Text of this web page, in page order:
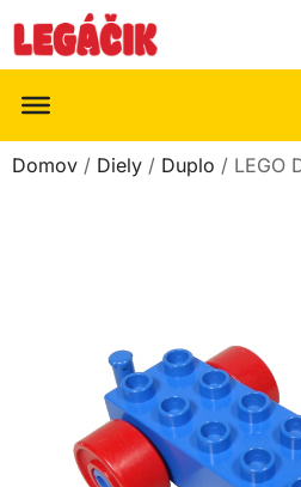
Domov / Diely / Duplo / LEGO